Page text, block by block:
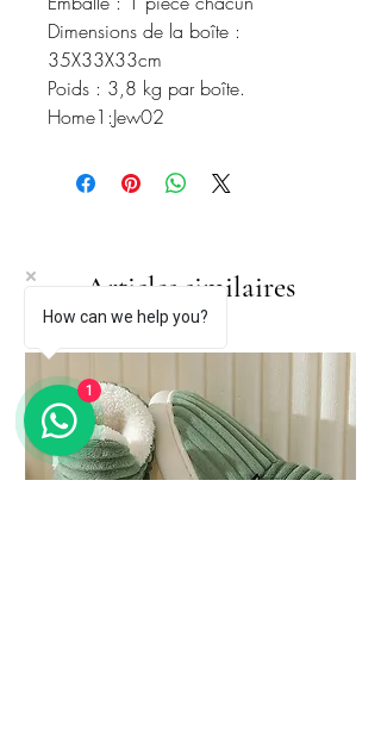
Dimensions de la boîte :
35X33X33cm
Poids : 3,8 kg par boîte.
Home1:Jew02
Articles similaires
How can we help you?
1